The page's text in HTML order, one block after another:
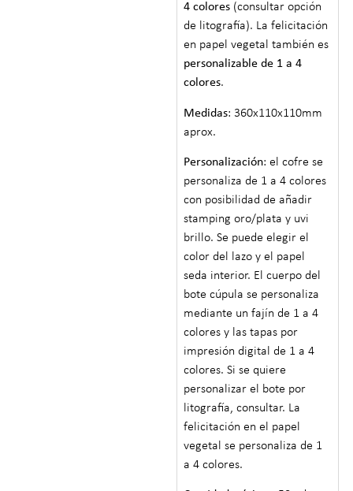
4 colores (consultar opción
de litografía). La felicitación
en papel vegetal también es
personalizable de 1 a 4
colores.
Medidas: 360x110x110mm
aprox.
Personalización: el cofre se
personaliza de 1 a 4 colores
con posibilidad de añadir
stamping oro/plata y uvi
brillo. Se puede elegir el
color del lazo y el papel
seda interior. El cuerpo del
bote cúpula se personaliza
mediante un fajín de 1 a 4
colores y las tapas por
impresión digital de 1 a 4
colores. Si se quiere
personalizar el bote por
litografía, consultar. La
felicitación en el papel
vegetal se personaliza de 1
a 4 colores.